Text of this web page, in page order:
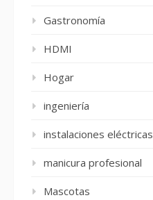
Gastronomía
HDMI
Hogar
ingeniería
instalaciones eléctricas
manicura profesional
Mascotas